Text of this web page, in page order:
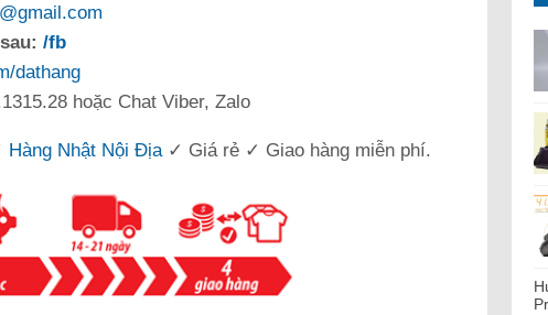
/fb
dathang
hoặc Chat Viber, Zalo
Hàng Nhật Nội Địa ✓ Giá rẻ ✓ Giao hàng miễn phí.